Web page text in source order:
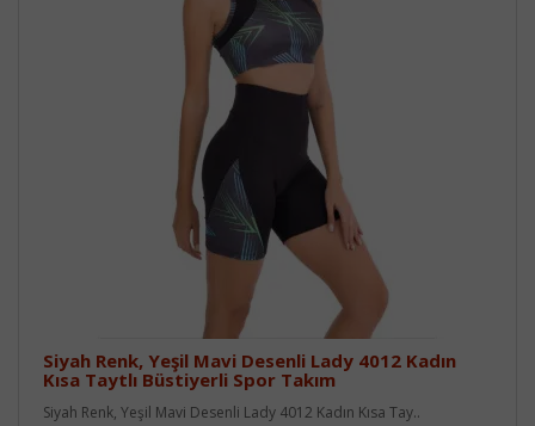
Siyah Renk, Yeşil Mavi Desenli Lady 4012 Kadın
Kısa Taytlı Büstiyerli Spor Takım
Siyah Renk, Yeşil Mavi Desenli Lady 4012 Kadın Kısa Tay..